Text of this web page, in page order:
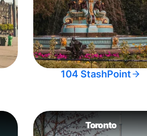
104 StashPoint
Toronto